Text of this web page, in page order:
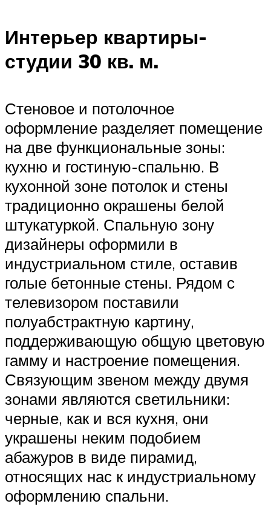
Интерьер квартиры-
студии 30 кв. м.
Стеновое и потолочное
оформление разделяет помещение
на две функциональные зоны:
кухню и гостиную-спальню. В
кухонной зоне потолок и стены
традиционно окрашены белой
штукатуркой. Спальную зону
дизайнеры оформили в
индустриальном стиле, оставив
голые бетонные стены. Рядом с
телевизором поставили
полуабстрактную картину,
поддерживающую общую цветовую
гамму и настроение помещения.
Связующим звеном между двумя
зонами являются светильники:
черные, как и вся кухня, они
украшены неким подобием
абажуров в виде пирамид,
относящих нас к индустриальному
оформлению спальни.